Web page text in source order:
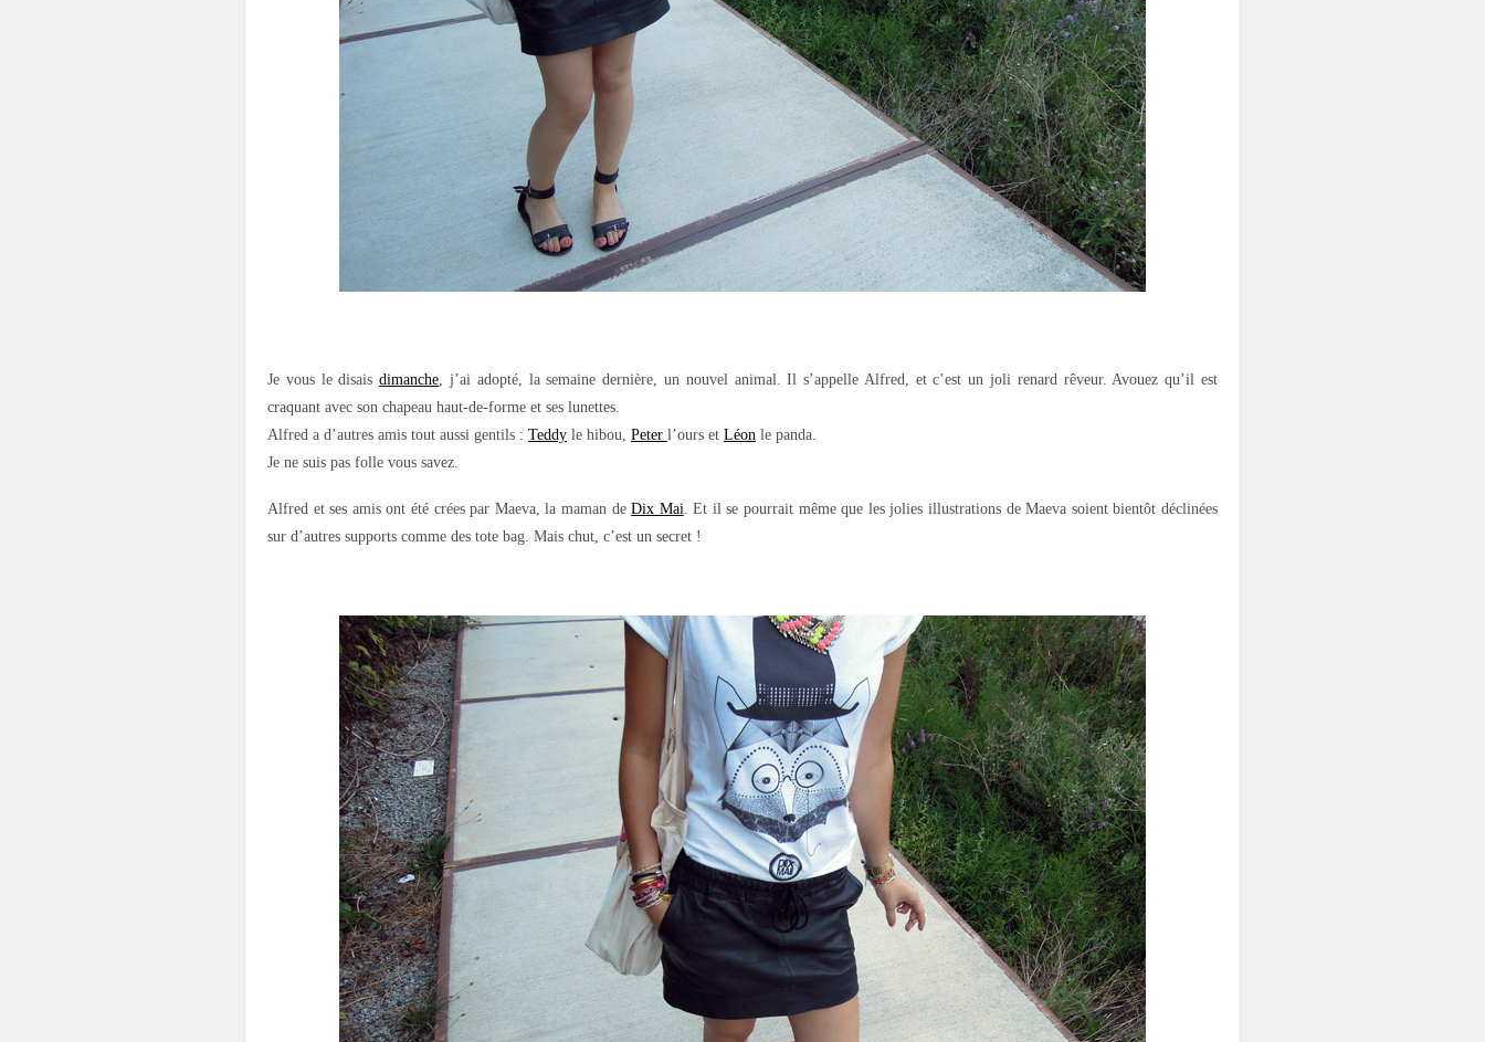
Je vous le disaisdimanche, j’ai adopté, la semaine dernière, un nouvel animal. Il s’appelle Alfred, et c’est un joli renard rêveur. Avouez qu’il est
craquant avec son chapeau haut-de-forme et ses lunettes.
Alfred a d’autres amis tout aussi gentils : Teddy le hibou, Peter l’ours et Léon le panda.
Je ne suis pas folle vous savez.
Alfred et ses amis ont été crées par Maeva, la maman deDix Mai. Et il se pourrait même que les jolies illustrations de Maeva soient bientôt déclinées
sur d’autres supports comme des tote bag. Mais chut, c’est un secret !